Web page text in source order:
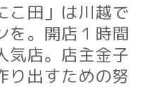
こ田」は川越で
を。開店１時間
気店。店主金子
り出すための努